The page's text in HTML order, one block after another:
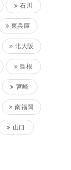
石川
東兵庫
北大阪
島根
宮崎
南福岡
山口